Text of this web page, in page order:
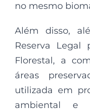
no mesmo
Além disso,
Reserva Legal
Florestal, a
áreas
utilizada em
ambiental e